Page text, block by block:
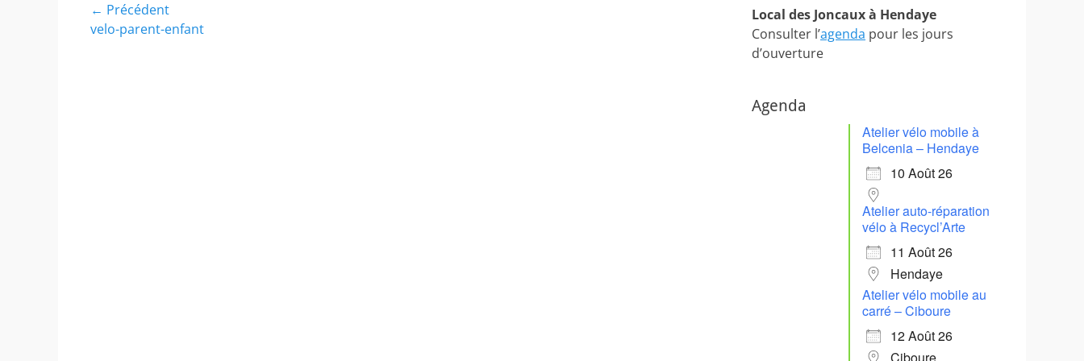
Navigation
de
← Précédent
Article
velo-parent-enfant
Local des Joncaux à Hendaye
Consulter l’agenda pour les jours
d’ouverture
Agenda
Atelier vélo mobile à
Belcenia – Hendaye
10 Août 26
Atelier auto-réparation
vélo à Recycl’Arte
11 Août 26
Hendaye
Atelier vélo mobile au
carré – Ciboure
12 Août 26